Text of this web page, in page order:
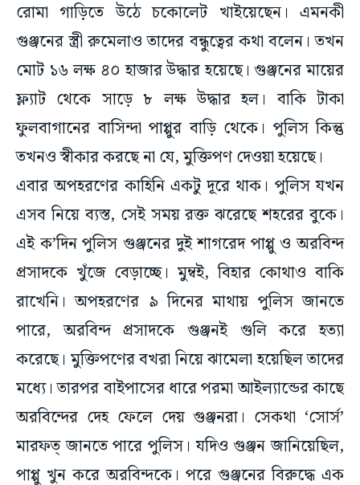
রোমা গাড়িতে উঠে চকোলেট খাইয়েছেন। এমনকী
গুঞ্জনের স্ত্রী রুমেলাও তাদের বন্ধুত্বের কথা বলেন। তখন
মোট ১৬ লক্ষ ৪০ হাজার উদ্ধার হয়েছে। গুঞ্জনের মায়ের
ফ্ল্যাট থেকে সাড়ে ৮ লক্ষ উদ্ধার হল। বাকি টাকা
ফুলবাগানের বাসিন্দা পাপ্পুর বাড়ি থেকে। পুলিস কিন্তু
তখনও স্বীকার করছে না যে, মুক্তিপণ দেওয়া হয়েছে।
এবার অপহরণের কাহিনি একটু দূরে থাক। পুলিস যখন
এসব নিয়ে ব্যস্ত, সেই সময় রক্ত ঝরেছে শহরের বুকে।
এই ক’দিন পুলিস গুঞ্জনের দুই শাগরেদ পাপ্পু ও অরবিন্দ
প্রসাদকে খুঁজে বেড়াচ্ছে। মুম্বই, বিহার কোথাও বাকি
রাখেনি। অপহরণের ৯ দিনের মাথায় পুলিস জানতে
পারে, অরবিন্দ প্রসাদকে গুঞ্জনই গুলি করে হত্যা
করেছে। মুক্তিপণের বখরা নিয়ে ঝামেলা হয়েছিল তাদের
মধ্যে। তারপর বাইপাসের ধারে পরমা আইল্যান্ডের কাছে
অরবিন্দের দেহ ফেলে দেয় গুঞ্জনরা। সেকথা ‘সোর্স’
মারফত্ জানতে পারে পুলিস। যদিও গুঞ্জন জানিয়েছিল,
পাপ্পু খুন করে অরবিন্দকে। পরে গুঞ্জনের বিরুদ্ধে এক